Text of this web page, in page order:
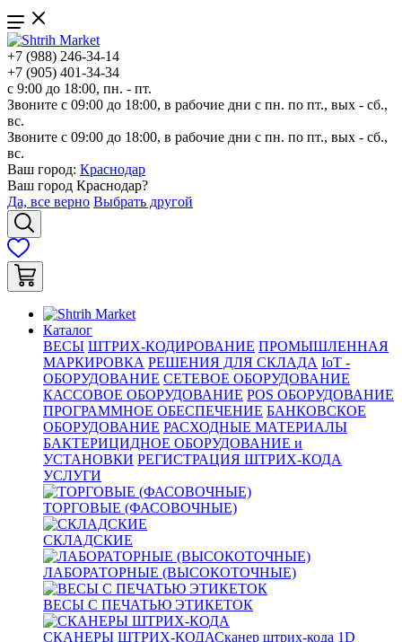
+7 (988) 246-34-14
+7 (905) 401-34-34
с 9:00 до 18:00, пн. - пт.
Звоните с 09:00 до 18:00, в рабочие дни с пн. по пт., вых - сб.,
вс.
Звоните с 09:00 до 18:00, в рабочие дни с пн. по пт., вых - сб.,
вс.
Ваш город: Краснодар
Ваш город Краснодар?
Да, все верно Выбрать другой
Каталог
ВЕСЫ ШТРИХ-КОДИРОВАНИЕ ПРОМЫШЛЕННАЯ
МАРКИРОВКА РЕШЕНИЯ ДЛЯ СКЛАДА IoT -
ОБОРУДОВАНИЕ СЕТЕВОЕ ОБОРУДОВАНИЕ
КАССОВОЕ ОБОРУДОВАНИЕ POS ОБОРУДОВАНИЕ
ПРОГРАММНОЕ ОБЕСПЕЧЕНИЕ БАНКОВСКОЕ
ОБОРУДОВАНИЕ РАСХОДНЫЕ МАТЕРИАЛЫ
БАКТЕРИЦИДНОЕ ОБОРУДОВАНИЕ и
УСТАНОВКИ РЕГИСТРАЦИЯ ШТРИХ-КОДА
УСЛУГИ
ТОРГОВЫЕ (ФАСОВОЧНЫЕ)
СКЛАДСКИЕ
ЛАБОРАТОРНЫЕ (ВЫСОКОТОЧНЫЕ)
ВЕСЫ С ПЕЧАТЬЮ ЭТИКЕТОК
СКАНЕРЫ ШТРИХ-КОДАСканер штрих-кода 1D